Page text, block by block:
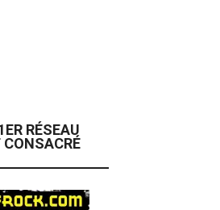
RÉSEAU